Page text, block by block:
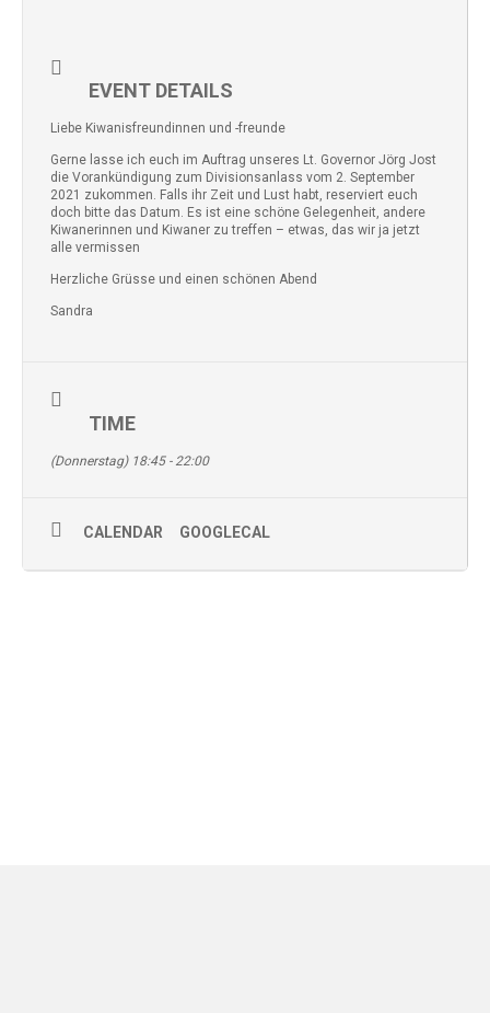
EVENT DETAILS
Liebe Kiwanisfreundinnen und -freunde
Gerne lasse ich euch im Auftrag unseres Lt. Governor Jörg Jost
die Vorankündigung zum Divisionsanlass vom 2. September
2021 zukommen. Falls ihr Zeit und Lust habt, reserviert euch
doch bitte das Datum. Es ist eine schöne Gelegenheit, andere
Kiwanerinnen und Kiwaner zu treffen – etwas, das wir ja jetzt
alle vermissen
Herzliche Grüsse und einen schönen Abend
Sandra
TIME
(Donnerstag) 18:45 - 22:00
CALENDAR GOOGLECAL